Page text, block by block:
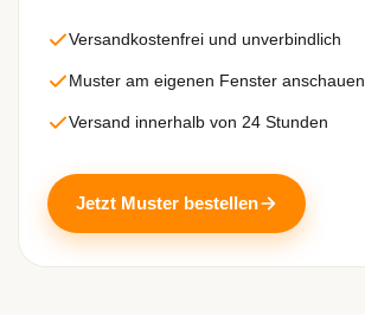
Versandkostenfrei und unverbindlich
Muster am eigenen Fenster anschauen
Versand innerhalb von 24 Stunden
Jetzt Muster bestellen